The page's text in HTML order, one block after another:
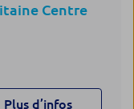
Centre
Plus d’infos